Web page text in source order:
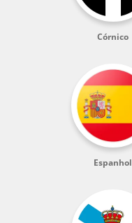
Córnico
Espanhol